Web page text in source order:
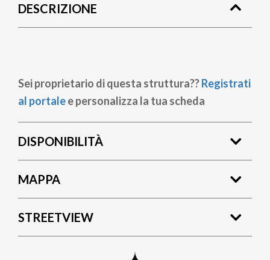
pane
DESCRIZIONE
Sei proprietario di questa struttura??Registrati
al portalee personalizza la tua scheda
DISPONIBILITÀ
MAPPA
STREETVIEW